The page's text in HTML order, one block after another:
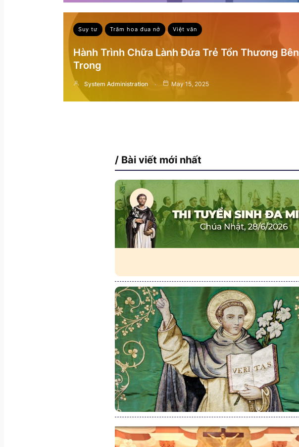
Suy tư Trăm hoa đua nở Việt văn
Hành Trình Chữa Lành Đứa Trẻ Tổn Thương Bên
Trong
System Administration May 15, 2025
/ Bài viết mới nhất